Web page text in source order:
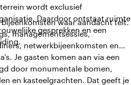
wordt exclusief
Daardoor ontstaat ruimte
gesprekken en een
waar aandacht telt.
managementsessies,
netwerkbijeenkomsten en
Je gasten komen aan via een
door monumentale bomen,
en kasteelgrachten. Dat geeft je